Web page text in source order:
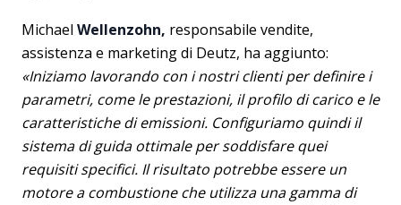
Michael Wellenzohn, responsabile vendite,
assistenza e marketing di Deutz, ha aggiunto:
«Iniziamo lavorando con i nostri clienti per definire i
parametri, come le prestazioni, il profilo di carico e le
caratteristiche di emissioni. Configuriamo quindi il
sistema di guida ottimale per soddisfare quei
requisiti specifici. Il risultato potrebbe essere un
motore a combustione che utilizza una gamma di